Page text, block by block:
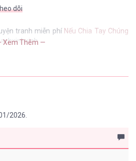
dõi
tranh miễn phí Nếu Chia Tay Chúng
Xem Thêm —
2026.